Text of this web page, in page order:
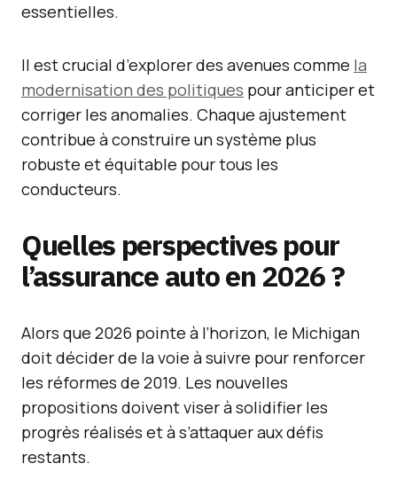
essentielles.
Il est crucial d’explorer des avenues comme la
modernisation des politiques pour anticiper et
corriger les anomalies. Chaque ajustement
contribue à construire un système plus
robuste et équitable pour tous les
conducteurs.
Quelles perspectives pour
l’assurance auto en 2026 ?
Alors que 2026 pointe à l’horizon, le Michigan
doit décider de la voie à suivre pour renforcer
les réformes de 2019. Les nouvelles
propositions doivent viser à solidifier les
progrès réalisés et à s’attaquer aux défis
restants.